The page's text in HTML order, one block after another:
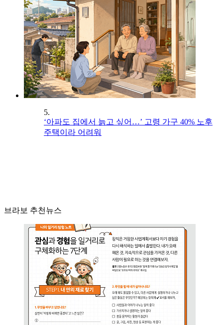
5.
‘아파도 집에서 늙고 싶어…’ 고령 가구 40% 노후
주택이라 어려워
브라보 추천뉴스